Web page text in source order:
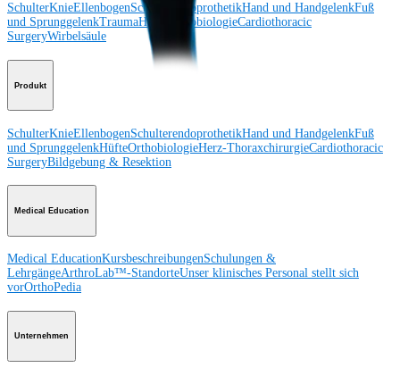
SchulterKnieEllenbogenSchulterendoprothetikHand und HandgelenkFuß
und SprunggelenkTraumaHüfte OrthobiologieCardiothoracic
SurgeryWirbelsäule
Produkt
SchulterKnieEllenbogenSchulterendoprothetikHand und HandgelenkFuß
und SprunggelenkHüfteOrthobiologieHerz-ThoraxchirurgieCardiothoracic
SurgeryBildgebung & Resektion
Medical Education
Medical EducationKursbeschreibungenSchulungen &
LehrgängeArthroLab™-StandorteUnser klinisches Personal stellt sich
vorOrthoPedia
Unternehmen